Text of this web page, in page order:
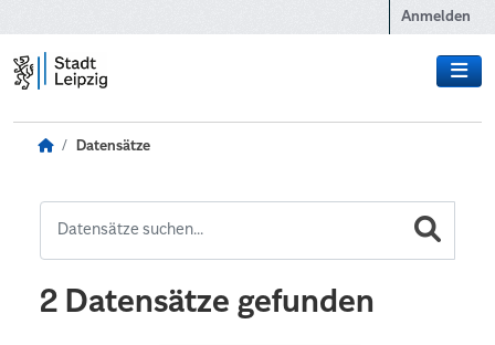
Anmelden
Datensätze
2 Datensätze gefunden